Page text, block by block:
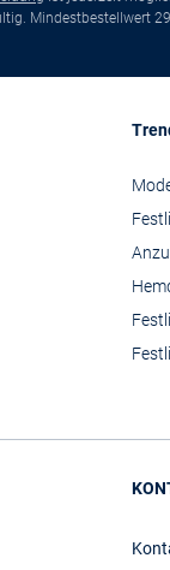
Mindestbestellwert